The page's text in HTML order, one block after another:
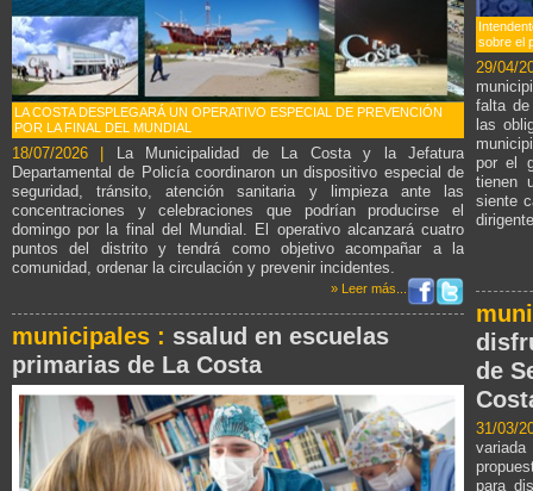
LA COSTA DESPLEGARÁ UN OPERATIVO ESPECIAL DE PREVENCIÓN
POR LA FINAL DEL MUNDIAL
18/07/2026 |
La Municipalidad de La Costa y la Jefatura
Departamental de Policía coordinaron un dispositivo especial de
seguridad, tránsito, atención sanitaria y limpieza ante las
concentraciones y celebraciones que podrían producirse el
domingo por la final del Mundial. El operativo alcanzará cuatro
puntos del distrito y tendrá como objetivo acompañar a la
comunidad, ordenar la circulación y prevenir incidentes.
» Leer más...
municipales : ssalud en escuelas
primarias de La Costa
sobre el
29/04/
falta
las
por el
tienen
siente
de
31/03/
para